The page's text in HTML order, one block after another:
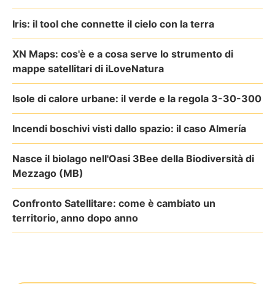
Iris: il tool che connette il cielo con la terra
XN Maps: cos'è e a cosa serve lo strumento di
mappe satellitari di iLoveNatura
Isole di calore urbane: il verde e la regola 3-30-300
Incendi boschivi visti dallo spazio: il caso Almería
Nasce il biolago nell'Oasi 3Bee della Biodiversità di
Mezzago (MB)
Confronto Satellitare: come è cambiato un
territorio, anno dopo anno